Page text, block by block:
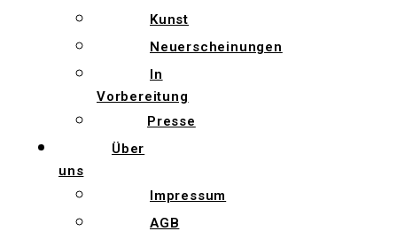
Kunst
Neuerscheinungen
In
Vorbereitung
Presse
Über
uns
Impressum
AGB